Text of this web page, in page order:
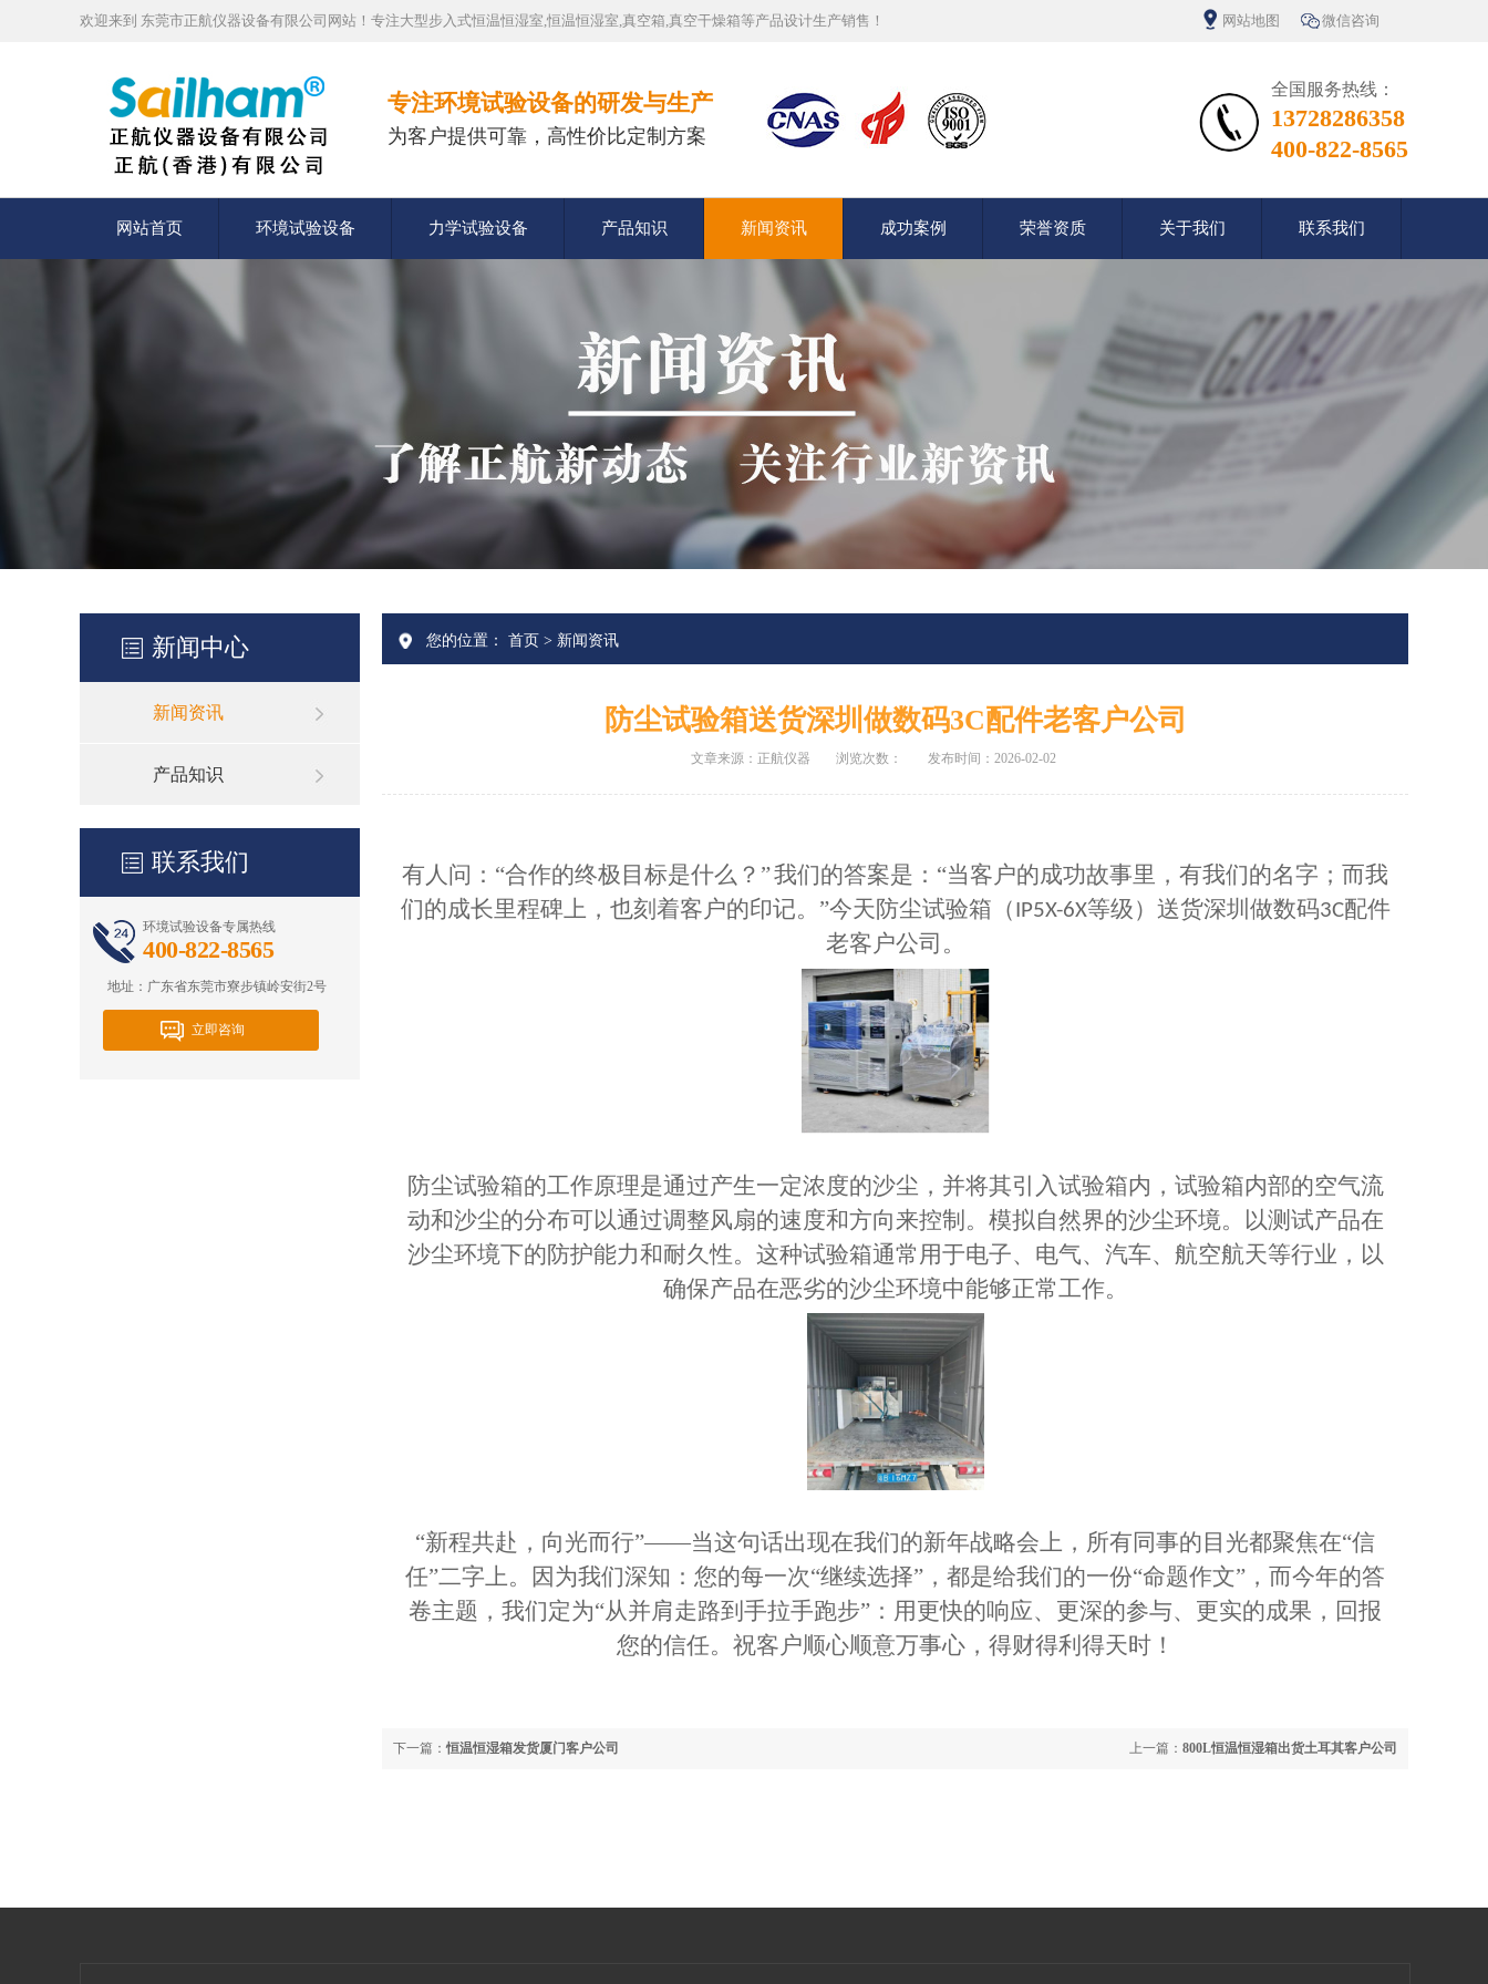
欢迎来到 东莞市正航仪器设备有限公司网站！专注大型步入式恒温恒湿室,恒温恒湿室,真空箱,真空干燥箱等产品设计生产销售！ 网站地图 微信咨询
专注环境试验设备的研发与生产
为客户提供可靠，高性价比定制方案
全国服务热线：
13728286358
400-822-8565
网站首页 环境试验设备 力学试验设备 产品知识 新闻资讯 成功案例 荣誉资质 关于我们 联系我们
新闻中心
新闻资讯
产品知识
联系我们
环境试验设备专属热线
400-822-8565
地址：广东省东莞市寮步镇岭安街2号
立即咨询
您的位置： 首页 > 新闻资讯
防尘试验箱送货深圳做数码3C配件老客户公司
文章来源：正航仪器 浏览次数： 发布时间：2026-02-02
有人问： “合作的终极目标是什么？” 我们的答案是：“当客户的成功故事里，有我们的名字；而我
们的成长里程碑上，也刻着客户的印记。”今天防尘试验箱（ IP5X-6X等级）送货深圳做数码3C配件
老客户公司。
防尘试验箱的工作原理是通过产生一定浓度的沙尘，并将其引入试验箱内，试验箱内部的空气流
动和沙尘的分布可以通过调整风扇的速度和方向来控制。模拟自然界的沙尘环境。
以测试产品在
沙尘环境下的防护能力和耐久性。这种试验箱通常用于电子、电气、汽车、航空航天等行业，以
确保产品在恶劣的沙尘环境中能够正常工作。
“新程共赴，向光而行”——当这句话出现在我们的新年战略会上，所有同事的目光都聚焦在“信
任”二字上。因为我们深知：您的每一次“继续选择”，都是给我们的一份“命题作文”，而今年的答
卷主题，我们定为“从并肩走路到手拉手跑步”：用更快的响应、更深的参与、更实的成果，回报
您的信任。 祝客户顺心顺意万事心，得财得利得天时！
上一篇： 800L恒温恒湿箱出货土耳其客户公司
下一篇：恒温恒湿箱发货厦门客户公司